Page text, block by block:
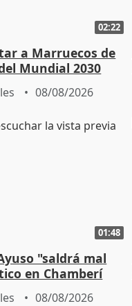
02:22
a Marruecos de
Mundial 2030
08/08/2026
01:48
"saldrá mal
en Chamberí
08/08/2026